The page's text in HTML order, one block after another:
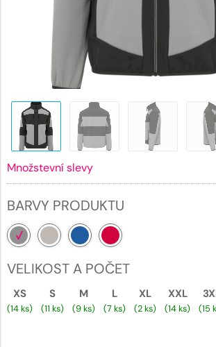
Množstevní slevy
BARVY PRODUKTU
VELIKOST A POČET
XS
(14 ks)
S
(11 ks)
M
(9 ks)
L
(7 ks)
XL
(2 ks)
XXL
(14 ks) (15